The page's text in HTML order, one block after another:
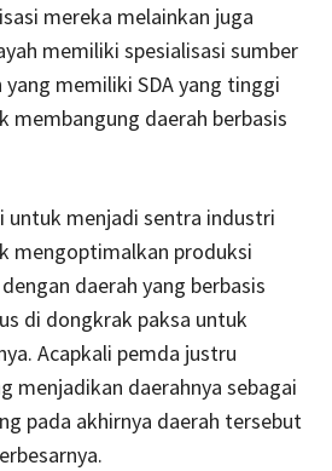
mereka melainkan juga
memiliki spesialisasi sumber
yang memiliki SDA yang tinggi
membangung daerah berbasis
untuk menjadi sentra industri
mengoptimalkan produksi
daerah yang berbasis
di dongkrak paksa untuk
Acapkali pemda justru
menjadikan daerahnya sebagai
pada akhirnya daerah tersebut